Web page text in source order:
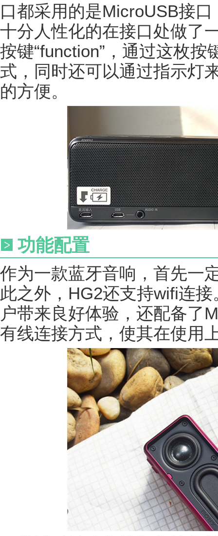
口都采用的是MicroUSB接
十分人性化的在接口处做了
按键“function”，通过这枚
式，同时还可以通过指示灯
的方便。
功能配置
作为一款蓝牙音响，首先一
此之外，HG2还支持wifi连
户带来良好体验，还配备了
有线连接方式，使其在使用